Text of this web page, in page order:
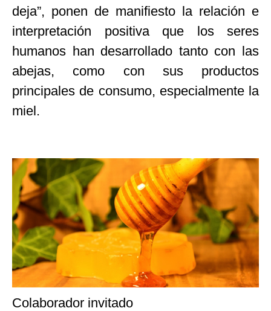
deja”, ponen de manifiesto la relación e
interpretación positiva que los seres
humanos han desarrollado tanto con las
abejas, como con sus productos
principales de consumo, especialmente la
miel.
Colaborador invitado